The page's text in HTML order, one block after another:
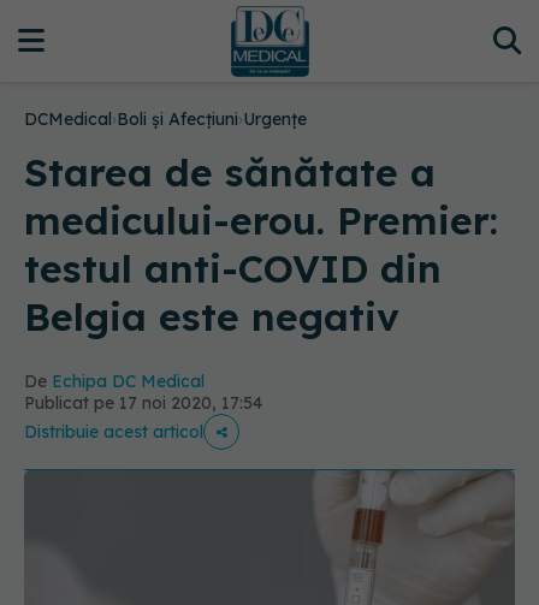
DCMedical›Boli și Afecțiuni›Urgențe
Starea de sănătate a
medicului-erou. Premier:
testul anti-COVID din
Belgia este negativ
De Echipa DC Medical
Publicat pe 17 noi 2020, 17:54
Distribuie acest articol